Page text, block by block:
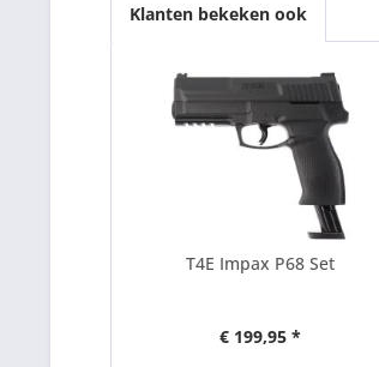
Klanten bekeken ook
T4E Impax P68 Set
€ 199,95 *